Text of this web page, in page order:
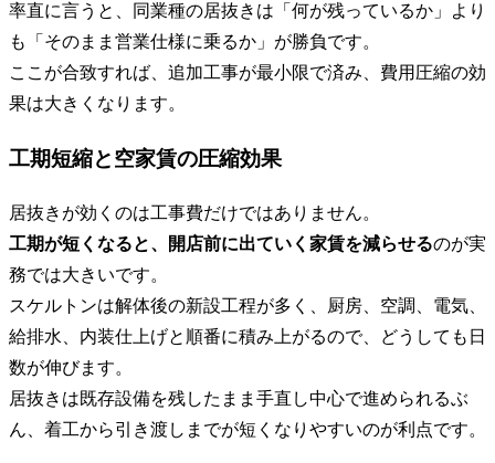
率直に言うと、同業種の居抜きは「何が残っているか」より
も「そのまま営業仕様に乗るか」が勝負です。
ここが合致すれば、追加工事が最小限で済み、費用圧縮の効
果は大きくなります。
工期短縮と空家賃の圧縮効果
居抜きが効くのは工事費だけではありません。
工期が短くなると、開店前に出ていく家賃を減らせるのが実
務では大きいです。
スケルトンは解体後の新設工程が多く、厨房、空調、電気、
給排水、内装仕上げと順番に積み上がるので、どうしても日
数が伸びます。
居抜きは既存設備を残したまま手直し中心で進められるぶ
ん、着工から引き渡しまでが短くなりやすいのが利点です。